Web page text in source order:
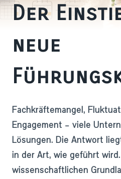
Der
neue
Fachkräftemangel,
Engagement – viele
Lösungen. Die Antwort
in der Art, wie geführt
wissenschaftlichen